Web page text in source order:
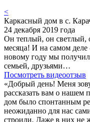
<
Каркасный дом в с.
24 декабря 2019 года
Он теплый, он светлый,
месяца! И на самом деле
новому году мы
семьей, друзьями…
Посмотреть видеоотзыв
«Добрый день! Меня
рассказать вам о нашем
дом было спонтанным
неожиданно для нас
строили. Даже в них не